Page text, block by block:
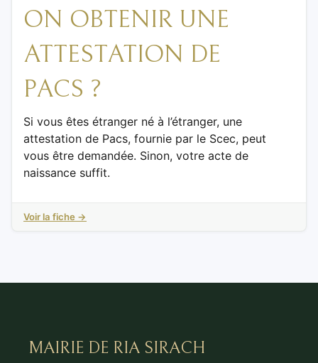
ON OBTENIR UNE
ATTESTATION DE
PACS ?
Si vous êtes étranger né à l’étranger, une
attestation de Pacs, fournie par le Scec, peut
vous être demandée. Sinon, votre acte de
naissance suffit.
Voir la fiche →
MAIRIE DE RIA SIRACH